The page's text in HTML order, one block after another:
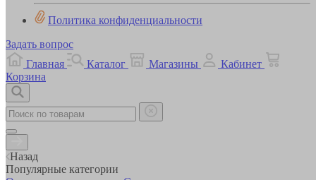
Политика конфиденциальности
Задать вопрос
Главная
Каталог Магазины
Кабинет
Корзина
Назад
Популярные категории